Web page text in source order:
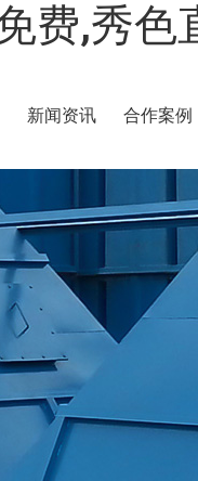
费,秀色
新闻资讯 合作案例